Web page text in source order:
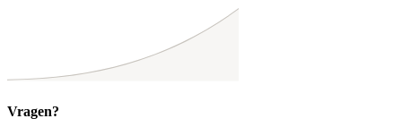
Vragen?